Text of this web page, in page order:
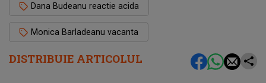
DISTRIBUIE ARTICOLUL
Dana Budeanu reactie acida
Monica Barladeanu vacanta